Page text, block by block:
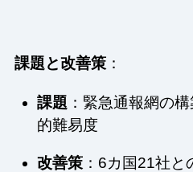
課題と改善策：
課題 ：緊急通報網の
的難易度
改善策 ：6カ国21社